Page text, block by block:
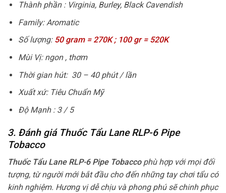
Thành phần : Virginia, Burley, Black Cavendish
Family: Aromatic
Số lượng: 50 gram = 270K ; 100 gr = 520K
Mùi Vị: ngon , thơm
Thời gian hút: 30 – 40 phút / lần
Xuất xứ: Tiêu Chuẩn Mỹ
Độ Mạnh : 3 / 5
3. Đánh giá Thuốc Tẩu Lane RLP-6 Pipe
Tobacco
Thuốc Tẩu Lane RLP-6 Pipe Tobacco phù hợp với mọi đối
tượng, từ người mới bắt đầu cho đến những tay chơi tẩu có
kinh nghiệm. Hương vị dễ chịu và phong phú sẽ chinh phục